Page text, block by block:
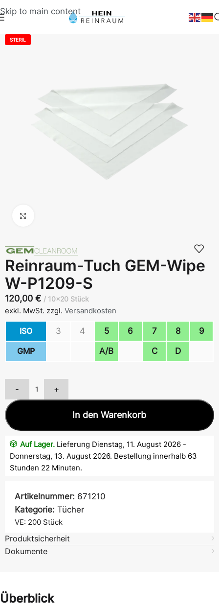
Skip to main content
STERIL
Reinraum-Tuch GEM-Wipe
W-P1209-S
120,00 € 10x20 Stück
exkl. MwSt. zzgl. Versandkosten
ISO 3 4 5 6 7 8 9
GMP A/B C D
- +
In den Warenkorb
Auf Lager. Lieferung Dienstag, 11. August 2026 -
Donnerstag, 13. August 2026. Bestellung innerhalb 63
Stunden 22 Minuten.
Artikelnummer: 671210
Kategorie: Tücher
VE: 200 Stück
Produktsicherheit
Dokumente
Überblick